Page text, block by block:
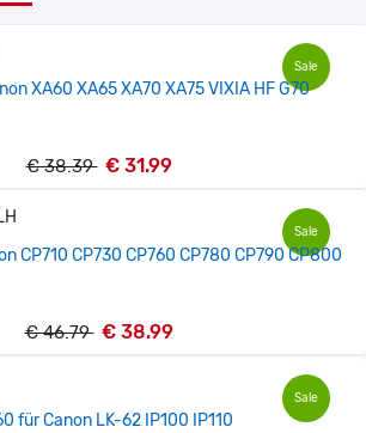
Sale
XA60 XA65 XA70 XA75 VIXIA HF G70
€ 38.39 € 31.99
Sale
CP710 CP730 CP760 CP780 CP790 CP800
€ 46.79 € 38.99
Sale
für Canon LK-62 IP100 IP110